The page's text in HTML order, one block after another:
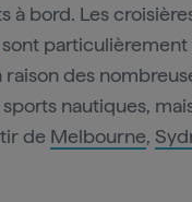
à bord. Les
sont
raison des
nautiques,
de Melbourne,